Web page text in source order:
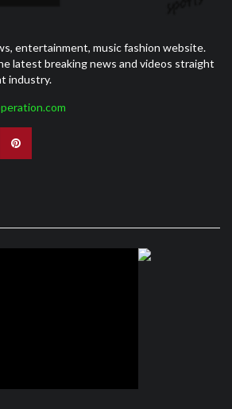
entertainment, music fashion website.
latest breaking news and videos straight
industry.